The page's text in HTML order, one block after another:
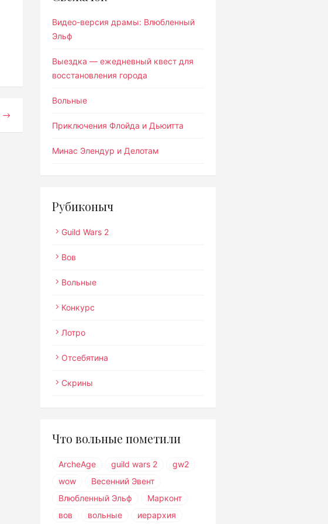
Видео-версия драмы: Влюбленный
Эльф
Выездка — ежедневный квест для
восстановления города
Вольные
Приключения Флойда и Дьюитта
Минас Элендур и Делотам
Рубиконыч
Guild Wars 2
Вов
Вольные
Конкурс
Лотро
Отсебятина
Скрины
Что вольные пометили
ArcheAge guild wars 2
gw2
wow
Весенний Эвент
Влюбленный Эльф
Марконт
вов
вольные иерархия